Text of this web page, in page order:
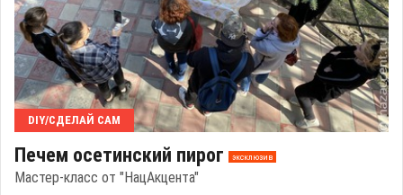
DIY/СДЕЛАЙ САМ
Печем осетинский пирог эксклюзив
Мастер-класс от "НацАкцента"